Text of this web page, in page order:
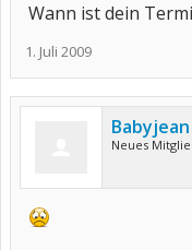
Wann ist dein
1. Juli 2009
Babyjean
Neues